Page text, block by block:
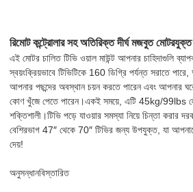
রিমোট কন্ট্রোলার সহ অতিরিক্ত দীর্ঘ মজবুত মোটরযুক্ত
এই মোটর চালিত টিভি ওয়াল মাউন্ট আপনার চাহিদাগুলি
স্বয়ংক্রিয়ভাবে টিভিটিকে 160 ডিগ্রি পর্যন্ত সরাতে
আপনার পছন্দের অবস্থান চয়ন করতে পারেন এবং আপনার
কোণ খুঁজে পেতে পারেন।একই সময়ে, এটি 45kg/99lbs
শক্তিশালী।টিভি পড়ে যাওয়ার সমস্যা নিয়ে চিন্তা করার
বেশিরভাগ 47″ থেকে 70″ টিভির জন্য উপযুক্ত, যা
দেয়!
অনুসন্ধানবিস্তারিত